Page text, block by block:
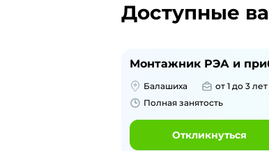
Доступные
Монтажник РЭА и
Балашиха от 1 до 3 лет
Полная занятость
Откликнуться